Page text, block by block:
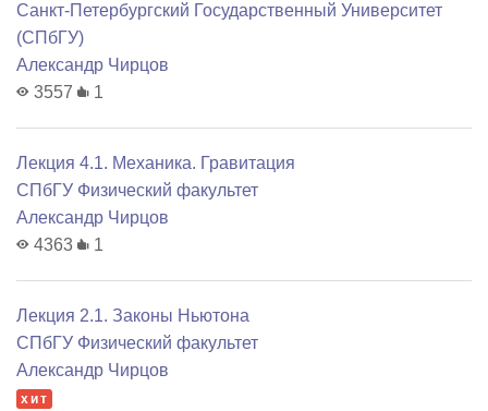
Санкт-Петербургский Государственный Университет
(СПбГУ)
Александр Чирцов
3557
1
Лекция 4.1. Механика. Гравитация
СПбГУ Физический факультет
Александр Чирцов
4363
1
Лекция 2.1. Законы Ньютона
СПбГУ Физический факультет
Александр Чирцов
хит